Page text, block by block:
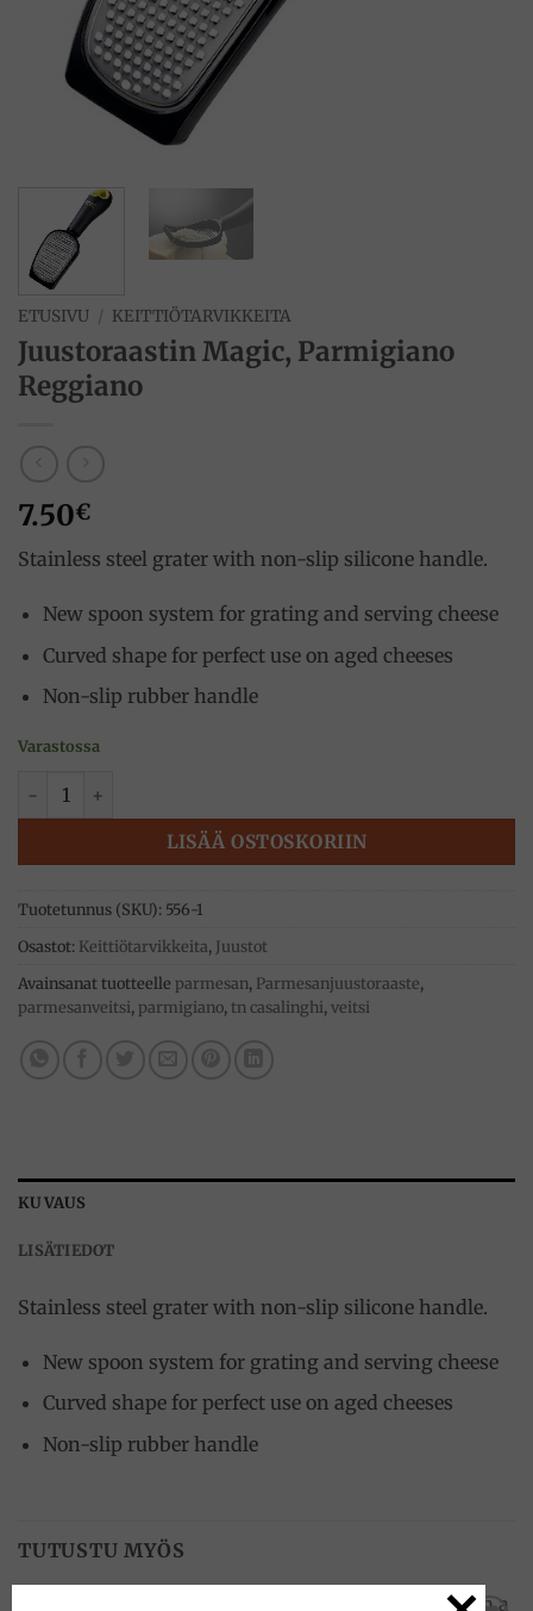
ETUSIVU / KEITTIÖTARVIKKEITA
Juustoraastin Magic, Parmigiano
Reggiano
7.50€
Stainless steel grater with non-slip silicone handle.
New spoon system for grating and serving cheese
Curved shape for perfect use on aged cheeses
Non-slip rubber handle
Varastossa
Juustoraastin Magic, Parmigiano Reggiano määrä
LISÄÄ OSTOSKORIIN
Tuotetunnus (SKU): 556-1
Osastot: Keittiötarvikkeita, Juustot
Avainsanat tuotteelle parmesan, Parmesanjuustoraaste,
parmesanveitsi, parmigiano, tn casalinghi, veitsi
KUVAUS
LISÄTIEDOT
Stainless steel grater with non-slip silicone handle.
New spoon system for grating and serving cheese
Curved shape for perfect use on aged cheeses
Non-slip rubber handle
TUTUSTU MYÖS